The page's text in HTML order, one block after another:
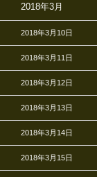
2018年3月
2018年3月10日
2018年3月11日
2018年3月12日
2018年3月13日
2018年3月14日
2018年3月15日